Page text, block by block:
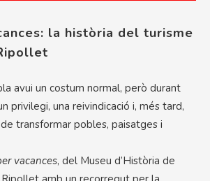
la història del turisme
avui un costum normal, però durant
privilegi, una reivindicació i, més tard,
transformar pobles, paisatges i
vacances, del Museu d’Història de